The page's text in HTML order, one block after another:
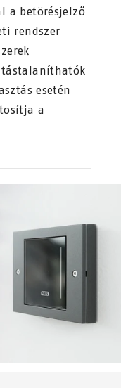
a betörésjelző
rendszer
esetén
a